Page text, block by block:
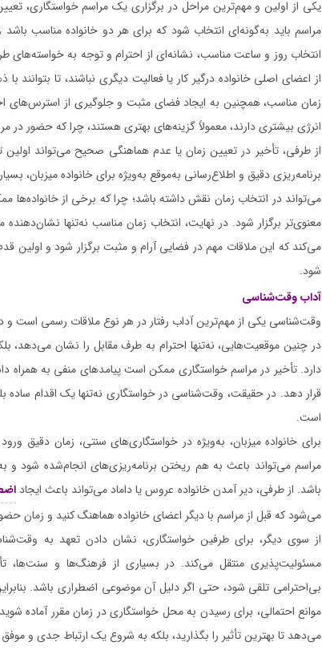
یکی از اولین و مهم‌ترین مراحل در برگزاری یک مراسم خواستگاری،
مراسم باید به‌گونه‌ای انتخاب شود که برای هر دو خانواده مناسب
انتخاب روز و ساعت مناسب، نشانه‌ای از احترام و توجه به
از اعضای اصلی خانواده درگیر کار یا فعالیت دیگری نباشند، تا بتوانند
زمان مناسب، همچنین به ایجاد فضای مثبت و جلوگیری از استرس‌های
انرژی بیشتری دارند، معمولاً گزینه‌های بهتری هستند، چرا که حضور
از طرفی، تأخیر در تعیین زمان یا عدم هماهنگی صحیح می‌تواند اولین
برنامه‌ریزی دقیق و اطلاع‌رسانی به‌موقع به‌ویژه برای خانواده میزبان،
می‌تواند در انتخاب زمان نقش داشته باشد؛ چرا که برخی از
معنوی‌تر برگزار شود. در نهایت، انتخاب زمان مناسب نه‌تنها
می‌کند که این ملاقات مهم در فضایی آرام و مثبت برگزار شود و
شود.
آداب وقت‌شناسی
وقت‌شناسی یکی از مهم‌ترین آداب رفتار در هر نوع ملاقات رسمی است و
در چنین موقعیت‌هایی، نه‌تنها احترام به طرف مقابل را نشان می‌دهد،
دارد. تأخیر در مراسم خواستگاری ممکن است پیامدهای منفی به همراه
قرار دهد. در حقیقت، وقت‌شناسی در خواستگاری نه‌تنها یک اقدام ساده
است.
برای خانواده میزبان، به‌ویژه در خواستگاری‌های سنتی، زمان دقیق
مراسم می‌تواند باعث به هم ریختن برنامه‌ریزی‌های انجام‌شده شود و
باشد. از طرفی، دیر آمدن خانواده عروس یا داماد می‌تواند باعث ایجاد
می‌شود که قبل از مراسم با دیگر اعضای خانواده هماهنگ کنید و زمان
از سوی دیگر، برای طرفین خواستگاری، نشان دادن تعهد به
مسئولیت‌پذیری منتقل می‌کند. در بسیاری از فرهنگ‌ها و سنت‌ها،
بی‌احترامی تلقی شود، حتی اگر دلیل آن موضوعی اضطراری باشد.
موانع احتمالی، برای رسیدن به محل خواستگاری در زمان مقرر آماده
می‌دهد تا بهترین تأثیر را بگذارید، بلکه به شروع یک ارتباط جدی و